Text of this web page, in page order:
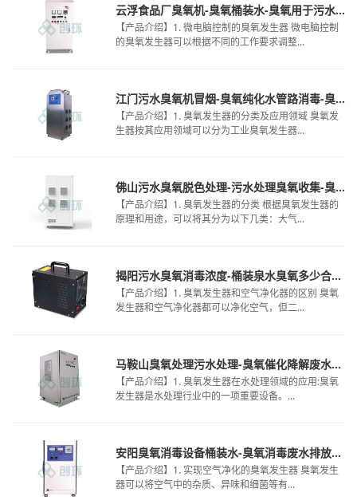
云浮食品厂臭氧机-臭氧桶装水-臭氧用于污水消毒
【产品介绍】1. 微电脑控制的臭氧发生器 微电脑控制
的臭氧发生器可以根据不同的工作要求调整...
江门污水臭氧机冒烟-臭氧纯化水管路消毒-臭氧可以放在冷库里吗
【产品介绍】1. 臭氧发生器的分类及应用领域 臭氧发
生器按其应用领域可以分为工业臭氧发生器...
佛山污水臭氧脱色处理-污水处理臭氧收集-臭氧氧化甲酸废水
【产品介绍】1. 臭氧发生器的分类 根据臭氧发生器的
原理和用途，可以将其分为以下几类：大气...
揭阳污水臭氧消毒浓度-桶装泉水臭氧多少合格-臭氧微纳米气泡装置
【产品介绍】1. 臭氧发生器和空气净化器的区别 臭氧
发生器和空气净化器都可以净化空气，但二...
马鞍山臭氧处理污水处理-臭氧催化降解废水排放-臭氧污水处理哪里买的
【产品介绍】1. 臭氧发生器在水处理领域的应用:臭氧
发生器是水处理行业中的一项重要设备。...
安阳臭氧消毒设备桶装水-臭氧消毒废水排放口名称-大型水厂用臭氧消毒
【产品介绍】1. 实现空气净化的臭氧发生器 臭氧发生
器可以将空气中的杂质、异味和细菌等有...